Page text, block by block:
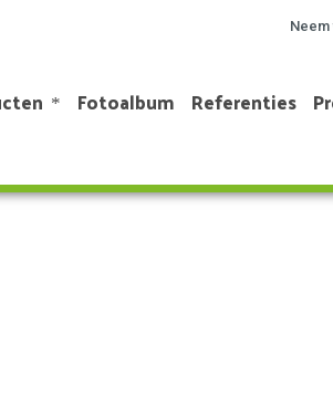
Fotoalbum Referenties